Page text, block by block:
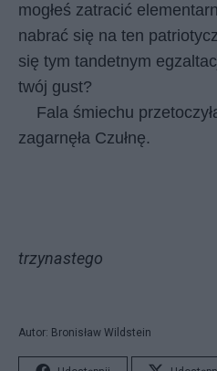
mogłeś zatracić
nabrać się na ten
się tym tandetnym
twój gust?
Fala śmiechu
zagarnęła Czułnę.
trzynastego
Autor: Bronisław Wildstein